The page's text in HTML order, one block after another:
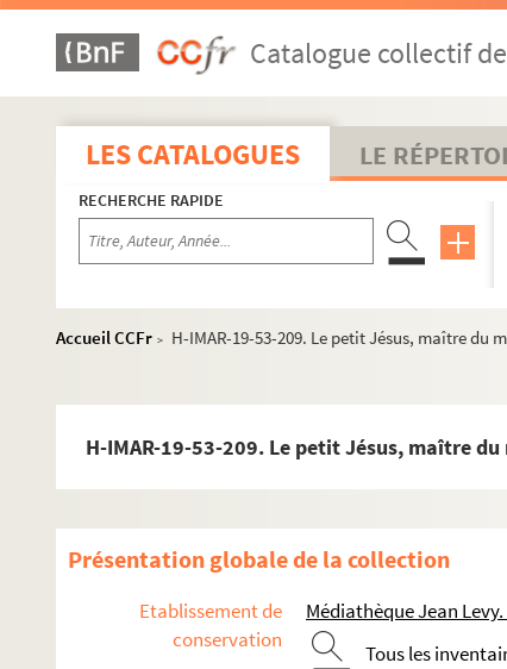
Catalogue collectif
LES CATALOGUES LE
RECHERCHE RAPIDE
Accueil CCFr >
H-IMAR-19-53-209. Le petit Jésus, maître du
H-IMAR-19-53-209. Le petit Jésus, maître du
Présentation globale de la collection
Etablissement de
conservation
Médiathèque Jean
Tous les
H-IMAR-19-47-182. Statues du petit Jésus
H-IMAR-19-47-183. Statues du petit Jésus
H-IMAR-19-47-184. Statues du petit Jésus
H-IMAR-19-47-185. Statues du petit Jésus
H-IMAR-19-47-186. Statues du petit Jésus
H-IMAR-19-47-187. Statues du petit Jésus
H-IMAR-19-48-192. Statues du petit Jésus
H-IMAR-19-49-195. Statues du petit Jésus
H-IMAR-19-51-197. Le petit Jésus, maître du
H-IMAR-19-52-198. Le petit Jésus, maître du